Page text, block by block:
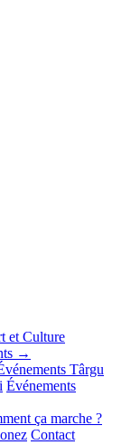
et Culture
→
Târgu
Événements
ça marche ?
Contact